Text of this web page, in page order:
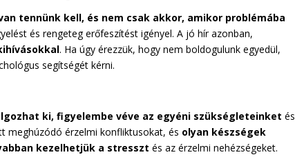
tennünk kell, és nem csak akkor, amikor problémába
és rengeteg erőfeszítést igényel. A jó hír azonban,
. Ha úgy érezzük, hogy nem boldogulunk egyedül,
segítségét kérni.
ki, figyelembe véve az egyéni szükségleteinketés
meghúzódó érzelmi konfliktusokat, és olyan készségek
kezelhetjük a stresszt és az érzelmi nehézségeket.